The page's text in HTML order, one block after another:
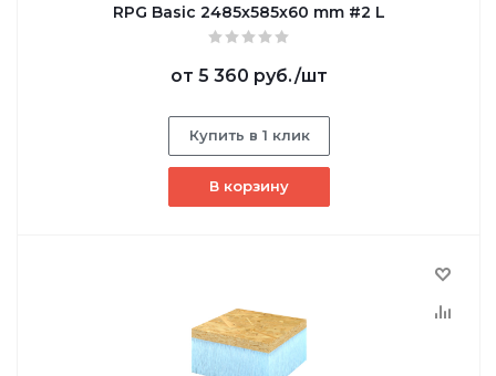
RPG Basic 2485х585х60 mm #2 L
от 5 360 руб./шт
Купить в 1 клик
В корзину